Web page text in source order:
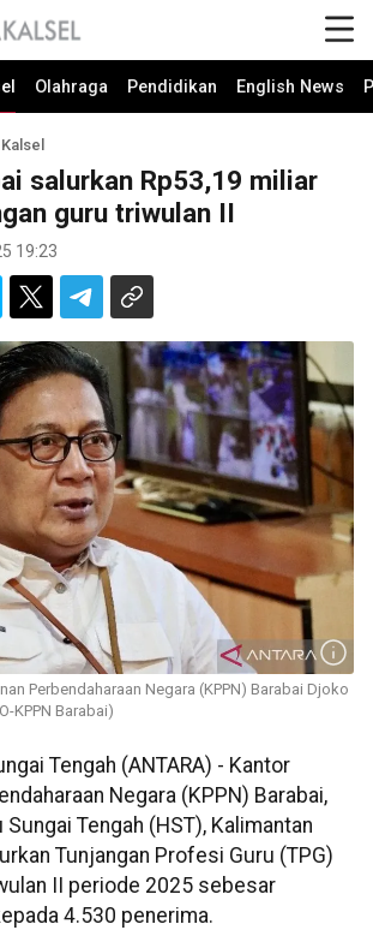
Olahraga Pendidikan English News
salurkan Rp53,19 miliar
guru triwulan II
19:23
Perbendaharaan Negara (KPPN) Barabai Djoko
KPPN Barabai)
Tengah (ANTARA) - Kantor
Negara (KPPN) Barabai,
Tengah (HST), Kalimantan
Tunjangan Profesi Guru (TPG)
II periode 2025 sebesar
4.530 penerima.